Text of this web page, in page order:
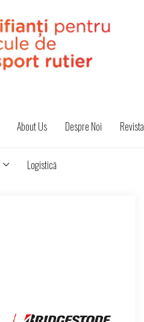
About Us Despre Noi Revista
Logistică